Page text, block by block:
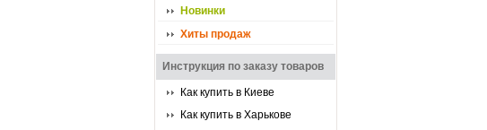
Новинки
Хиты продаж
Инструкция по заказу товаров
Как купить в Киеве
Как купить в Харькове